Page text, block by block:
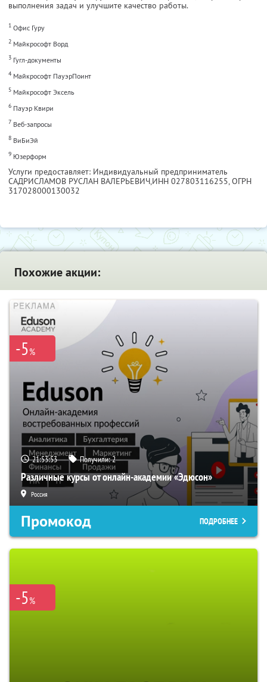
выполнения задач и улучшите качество работы.
1 Офис Гуру
2 Майкрософт Ворд
3 Гугл-документы
4Майкрософт ПауэрПоинт
5 Майкрософт Эксель
6 Пауэр Квири
7 Веб-запросы
8 ВиБиЭй
9 Юзерформ
Услуги предоставляет: Индивидуальный предприниматель
САДРИСЛАМОВ РУСЛАН ВАЛЕРЬЕВИЧ,ИНН 027803116255, ОГРН
317028000130032
Похожие акции:
-5%
21:53:52 Получили:2
Различные курсы от онлайн-академии «Эдюсон»
Россия
Промокод ПОДРОБНЕЕ
-5%